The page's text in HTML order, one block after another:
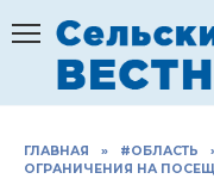
содержанию
ГЛАВНАЯ » #ОБЛАСТЬ
ОГРАНИЧЕНИЯ НА